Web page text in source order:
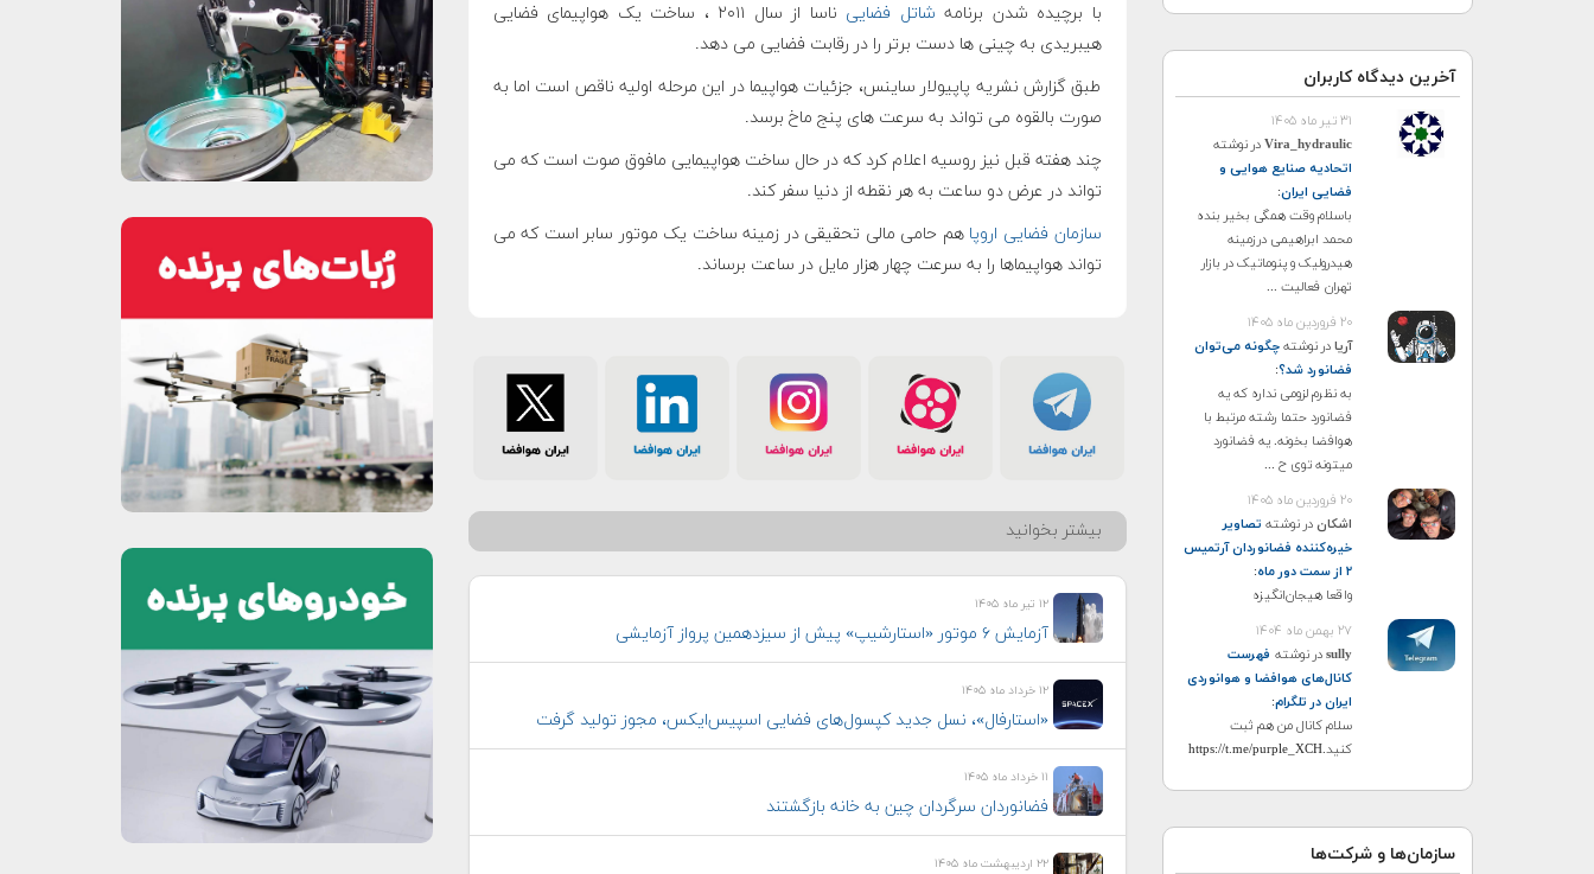
آخرین دیدگاه کاربران
۳۱ تیر ماه ۱۴۰۵
Vira_hydraulicدر نوشته
اتحادیه صنایع هوایی و
فضایی ایران:
باسلام وقت همگی بخیر بنده
محمد ابراهیمی درزمینه
هیدرولیک و پنوماتیک در بازار
تهران فعالیت ...
۲۰ فروردین ماه ۱۴۰۵
آریادر نوشتهچگونه می‌توان
فضانورد شد؟:
به نظرم لزومی نداره که یه
فضانورد حتما رشته مرتبط با
هوافضا بخونه. یه فضانورد
میتونه توی ح ...
۲۰ فروردین ماه ۱۴۰۵
اشکاندر نوشته تصاویر
خیره‌کننده فضانوردان آرتمیس
۲ از سمت دور ماه
:
واقعا هیجان‌انگیزه
۲۷ بهمن ماه ۱۴۰۴
sullyدر نوشته فهرست
کانال‌های هوافضا و هوانوردی
ایران در تلگرام:
سلام کانال من هم ثبت
کنید.https://t.me/purple_XCH
سازمان‌ها و شرکت‌ها
با برچیده شدن برنامه شاتل فضایی
ناسا از سال ۲۰۱۱ ، ساخت یک هواپیمای فضایی
هیبریدی به چینی ها دست برتر را در رقابت فضایی می دهد.
طبق گزارش نشریه پاپیولار ساینس، جزئیات هواپیما در این مرحله اولیه ناقص است اما به
صورت بالقوه می تواند به سرعت های پنج ماخ برسد.
چند هفته قبل نیز روسیه اعلام کرد که در حال ساخت هواپیمایی مافوق صوت است که می
تواند در عرض دو ساعت به هر نقطه از دنیا سفر کند.
سازمان فضایی اروپاهم حامی مالی تحقیقی در زمینه ساخت یک موتور سابر است که می
تواند هواپیماها را به سرعت چهار هزار مایل در ساعت برساند.
بیشتر بخوانید
۱۲ تیر ماه ۱۴۰۵
آزمایش ۶ موتور «استارشیپ» پیش از سیزدهمین پرواز آزمایشی
۱۲ خرداد ماه ۱۴۰۵
«استارفال»، نسل جدید کپسول‌های فضایی اسپیس‌ایکس، مجوز تولید گرفت
۱۱ خرداد ماه ۱۴۰۵
فضانوردان سرگردان چین به خانه بازگشتند
۲۲ اردیبهشت ماه ۱۴۰۵